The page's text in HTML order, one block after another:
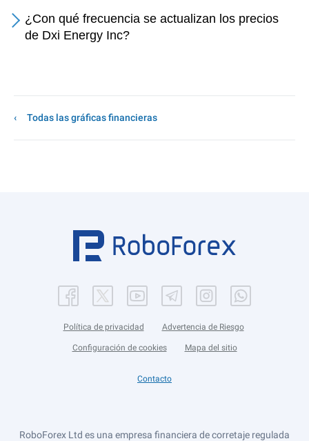
¿Con qué frecuencia se actualizan los precios
de Dxi Energy Inc?
Todas las gráficas financieras
Política de privacidad Advertencia de Riesgo
Configuración de cookies Mapa del sitio
Contacto
RoboForex Ltd es una empresa financiera de corretaje regulada